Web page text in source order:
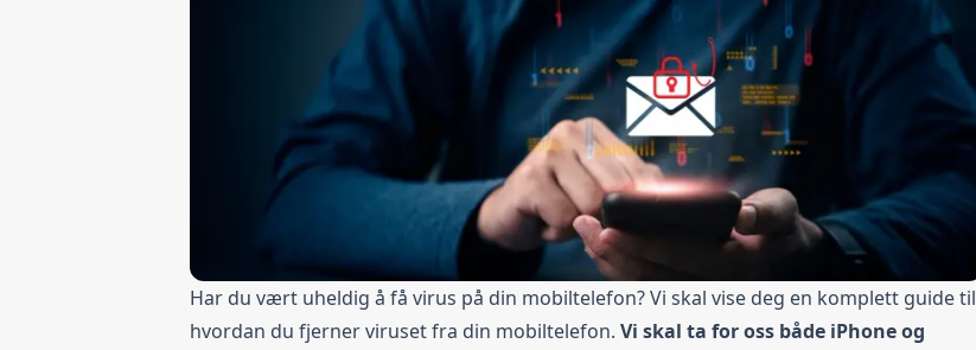
Har du vært uheldig å få virus på din mobiltelefon? Vi skal vise deg en komplett guide til
hvordan du fjerner viruset fra din mobiltelefon. Vi skal ta for oss både iPhone og